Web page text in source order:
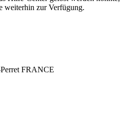
weiterhin zur Verfügung.
FRANCE